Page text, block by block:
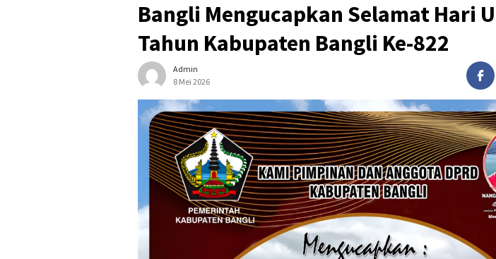
Bangli Mengucapkan Selamat Hari
Tahun Kabupaten Bangli Ke-822
Admin
8 Mei 2026